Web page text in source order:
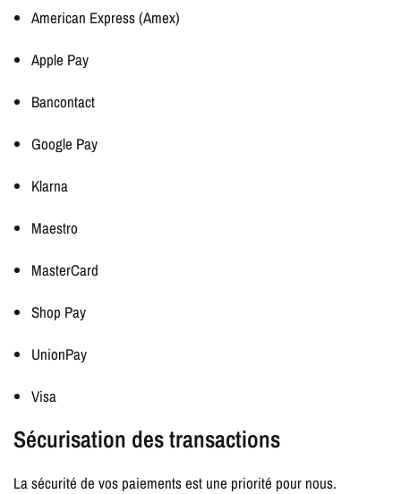
American Express (Amex)
Apple Pay
Bancontact
Google Pay
Klarna
Maestro
MasterCard
Shop Pay
UnionPay
Visa
Sécurisation des transactions
La sécurité de vos paiements est une priorité pour nous.